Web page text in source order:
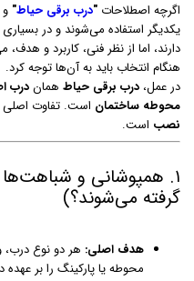
اگرچه اصطلاحات "درب برقی حیاط" و
یکدیگر استفاده می‌شوند و در
دارند، اما از نظر فنی، کاربرد و
هنگام انتخاب باید به آن‌ها توجه کرد.
در عمل، درب برقی حیاط هماندرب
محوطه ساختمان است. تفاوت اصلی
نصب است.
۱. همپوشانی و
گرفته می‌شوند؟)
هدف اصلی: هر دو نوع درب،
محوطه یا پارکینگ را بر عهده